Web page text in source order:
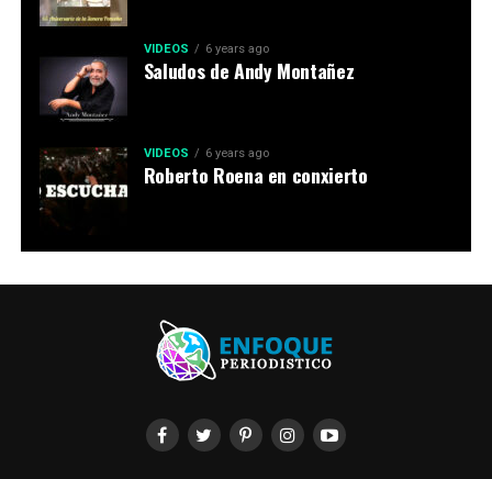
VIDEOS 6 years ago
Saludos de Andy Montañez
VIDEOS 6 years ago
Roberto Roena en conxierto